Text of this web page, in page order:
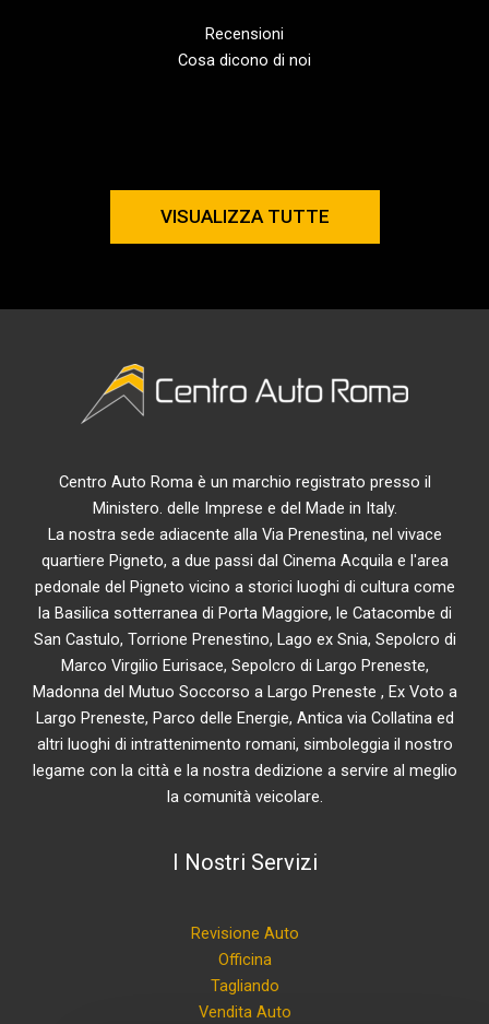
Recensioni
Cosa dicono di noi
VISUALIZZA TUTTE
Centro Auto Roma è un marchio registrato presso il
Ministero. delle Imprese e del Made in Italy.
La nostra sede adiacente alla Via Prenestina, nel vivace
quartiere Pigneto, a due passi dal Cinema Acquila e l'area
pedonale del Pigneto vicino a storici luoghi di cultura come
la Basilica sotterranea di Porta Maggiore, le Catacombe di
San Castulo, Torrione Prenestino, Lago ex Snia, Sepolcro di
Marco Virgilio Eurisace, Sepolcro di Largo Preneste,
Madonna del Mutuo Soccorso a Largo Preneste , Ex Voto a
Largo Preneste, Parco delle Energie, Antica via Collatina ed
altri luoghi di intrattenimento romani, simboleggia il nostro
legame con la città e la nostra dedizione a servire al meglio
la comunità veicolare.
I Nostri Servizi
Revisione Auto
Officina
Tagliando
Vendita Auto